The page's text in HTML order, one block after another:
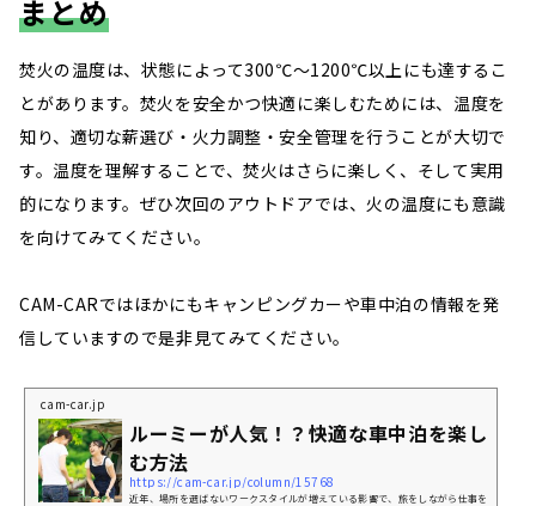
まとめ
焚火の温度は、状態によって300℃～1200℃以上にも達するこ
とがあります。焚火を安全かつ快適に楽しむためには、温度を
知り、適切な薪選び・火力調整・安全管理を行うことが大切で
す。温度を理解することで、焚火はさらに楽しく、そして実用
的になります。ぜひ次回のアウトドアでは、火の温度にも意識
を向けてみてください。
CAM-CARではほかにもキャンピングカーや車中泊の情報を発
信していますので是非見てみてください。
cam-car.jp
ルーミーが人気！？快適な車中泊を楽し
む方法
https://cam-car.jp/column/15768
近年、場所を選ばないワークスタイルが増えている影響で、旅をしながら仕事を